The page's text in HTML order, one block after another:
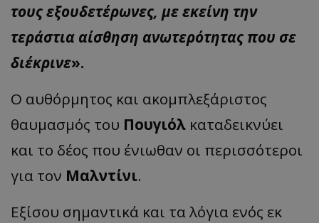
τους εξουδετέρωνες, με εκείνη την
τεράστια αίσθηση ανωτερότητας που σε
διέκρινε».
Ο αυθόρμητος και ακομπλεξάριστος
θαυμασμός του Πουγιόλ καταδεικνύει
και το δέος που ένιωθαν οι περισσότεροι
για τον Μαλντίνι.
Εξίσου σημαντικά και τα λόγια ενός εκ